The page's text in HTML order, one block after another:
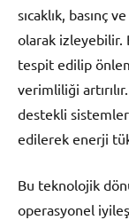
sıcaklık, basınç
olarak izleyebilir.
tespit edilip
verimliliği
destekli
edilerek enerji
Bu teknolojik
operasyonel